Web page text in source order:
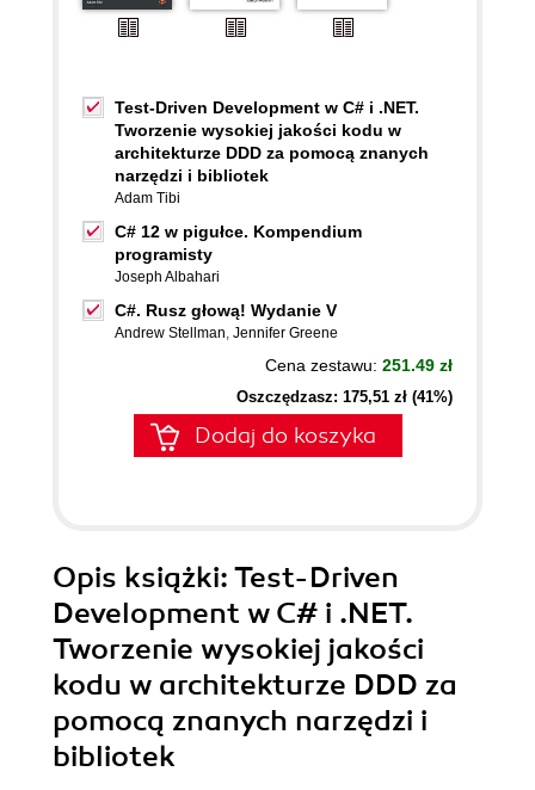
Test-Driven Development w C# i .NET.
Tworzenie wysokiej jakości kodu w
architekturze DDD za pomocą znanych
narzędzi i bibliotek
Adam Tibi
C# 12 w pigułce. Kompendium
programisty
Joseph Albahari
C#. Rusz głową! Wydanie V
Andrew Stellman, Jennifer Greene
Cena zestawu: 251.49 zł
Oszczędzasz: 175,51 zł (41%)
Dodaj do koszyka
Opis książki: Test-Driven
Development w C# i .NET.
Tworzenie wysokiej jakości
kodu w architekturze DDD za
pomocą znanych narzędzi i
bibliotek